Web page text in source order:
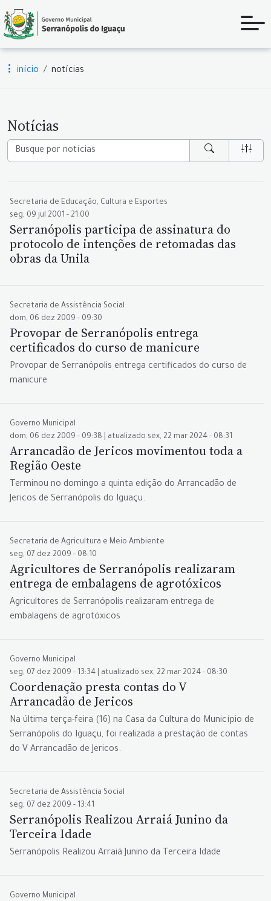
início notícias
Notícias
Secretaria de Educação, Cultura e Esportes
seg, 09 jul 2001 - 21:00
Serranópolis participa de assinatura do
protocolo de intenções de retomadas das
obras da Unila
Secretaria de Assistência Social
dom, 06 dez 2009 - 09:30
Provopar de Serranópolis entrega
certificados do curso de manicure
Provopar de Serranópolis entrega certificados do curso de
manicure
Governo Municipal
dom, 06 dez 2009 - 09:38 | atualizado sex, 22 mar 2024 - 08:31
Arrancadão de Jericos movimentou toda a
Região Oeste
Terminou no domingo a quinta edição do Arrancadão de
Jericos de Serranópolis do Iguaçu.
Secretaria de Agricultura e Meio Ambiente
seg, 07 dez 2009 - 08:10
Agricultores de Serranópolis realizaram
entrega de embalagens de agrotóxicos
Agricultores de Serranópolis realizaram entrega de
embalagens de agrotóxicos
Governo Municipal
seg, 07 dez 2009 - 13:34 | atualizado sex, 22 mar 2024 - 08:30
Coordenação presta contas do V
Arrancadão de Jericos
Na última terça-feira (16) na Casa da Cultura do Município de
Serranópolis do Iguaçu, foi realizada a prestação de contas
do V Arrancadão de Jericos.
Secretaria de Assistência Social
seg, 07 dez 2009 - 13:41
Serranópolis Realizou Arraiá Junino da
Terceira Idade
Serranópolis Realizou Arraiá Junino da Terceira Idade
Governo Municipal